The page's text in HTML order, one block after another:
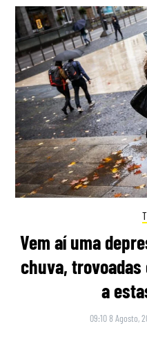
Vem aí uma
chuva,
a
09:10 8 Agosto,